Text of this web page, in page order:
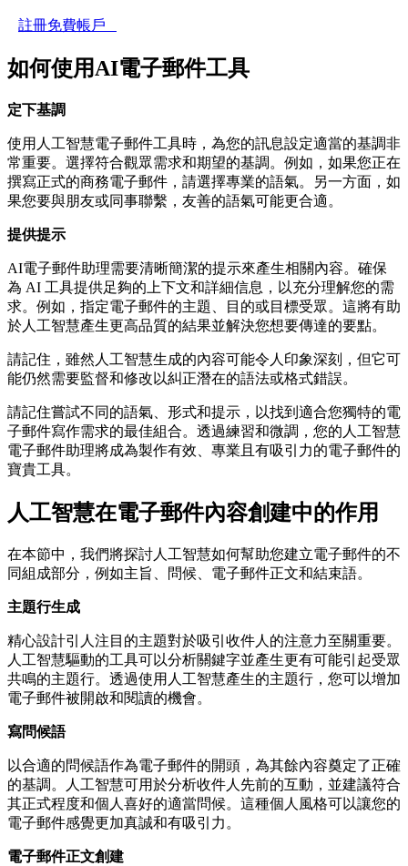
註冊免費帳戶
如何使用AI電子郵件工具
定下基調
使用人工智慧電子郵件工具時，為您的訊息設定適當的基調非
常重要。選擇符合觀眾需求和期望的基調。例如，如果您正在
撰寫正式的商務電子郵件，請選擇專業的語氣。另一方面，如
果您要與朋友或同事聯繫，友善的語氣可能更合適。
提供提示
AI電子郵件助理需要清晰簡潔的提示來產生相關內容。確保
為 AI 工具提供足夠的上下文和詳細信息，以充分理解您的需
求。例如，指定電子郵件的主題、目的或目標受眾。這將有助
於人工智慧產生更高品質的結果並解決您想要傳達的要點。
請記住，雖然人工智慧生成的內容可能令人印象深刻，但它可
能仍然需要監督和修改以糾正潛在的語法或格式錯誤。
請記住嘗試不同的語氣、形式和提示，以找到適合您獨特的電
子郵件寫作需求的最佳組合。透過練習和微調，您的人工智慧
電子郵件助理將成為製作有效、專業且有吸引力的電子郵件的
寶貴工具。
人工智慧在電子郵件內容創建中的作用
在本節中，我們將探討人工智慧如何幫助您建立電子郵件的不
同組成部分，例如主旨、問候、電子郵件正文和結束語。
主題行生成
精心設計引人注目的主題對於吸引收件人的注意力至關重要。
人工智慧驅動的工具可以分析關鍵字並產生更有可能引起受眾
共鳴的主題行。透過使用人工智慧產生的主題行，您可以增加
電子郵件被開啟和閱讀的機會。
寫問候語
以合適的問候語作為電子郵件的開頭，為其餘內容奠定了正確
的基調。人工智慧可用於分析收件人先前的互動，並建議符合
其正式程度和個人喜好的適當問候。這種個人風格可以讓您的
電子郵件感覺更加真誠和有吸引力。
電子郵件正文創建